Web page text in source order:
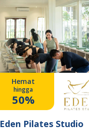
Hemat
hingga
50%
Eden Pilates Studio